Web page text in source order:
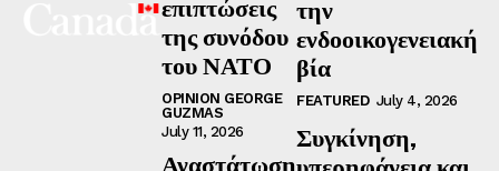
επιπτώσεις
της συνόδου
του ΝΑΤΟ
OPINION GEORGE
GUZMAS
July 11, 2026
Αναστάτωση
την
ενδοοικογενειακή
βία
FEATURED July 4, 2026
Συγκίνηση,